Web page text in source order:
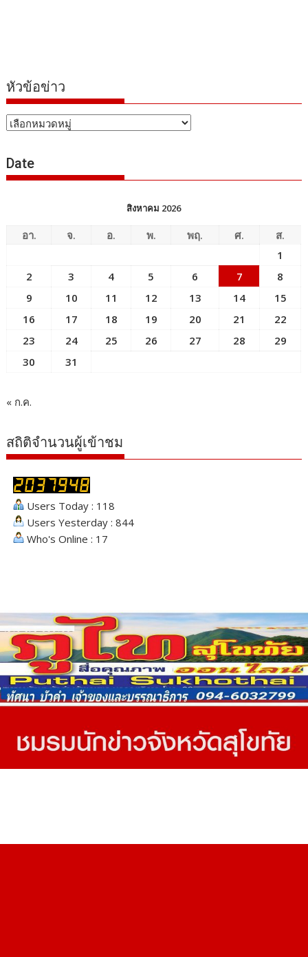
หัวข้อข่าว
หัวข้อ
Date
สิงหาคม 2026
อา. จ. อ. พ. พฤ. ศ.
ส.
1
2
3 4 5 6 7
8
9
10 11 12 13 14
15
16
17 18 19 20 21
22
23
24 25 26 27 28
29
30
31
« ก.ค.
สถิติจำนวนผู้เข้าชม
Users Today : 118
Users Yesterday : 844
Who's Online : 17